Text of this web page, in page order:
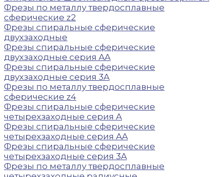
Фрезы по металлу твердосплавные
сферические z2
Фрезы спиральные сферические
двухзаходные
Фрезы спиральные сферические
двухзаходные серия AA
Фрезы спиральные сферические
двухзаходные серия 3A
Фрезы по металлу твердосплавные
сферические z4
Фрезы спиральные сферические
четырехзаходные серия A
Фрезы спиральные сферические
четырехзаходные серия AA
Фрезы спиральные сферические
четырехзаходные серия 3A
Фрезы по металлу твердосплавные